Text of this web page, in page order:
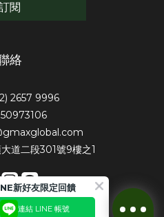
閱
絡
2657 9996
道二段301號9樓之1
新好友限定回饋
連結 LINE 帳號